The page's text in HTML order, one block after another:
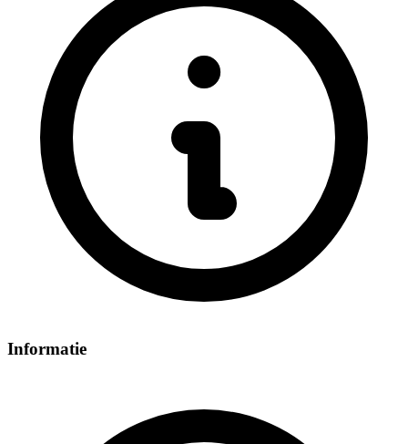
Informatie